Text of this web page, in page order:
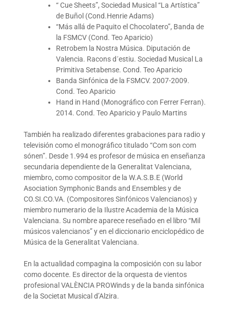
“ Cue Sheets”, Sociedad Musical “La Artística”
de Buñol (Cond.Henrie Adams)
“Más allá de Paquito el Chocolatero”, Banda de
la FSMCV (Cond. Teo Aparicio)
Retrobem la Nostra Música. Diputación de
Valencia. Racons d´estiu. Sociedad Musical La
Primitiva Setabense. Cond. Teo Aparicio
Banda Sinfónica de la FSMCV. 2007-2009.
Cond. Teo Aparicio
Hand in Hand (Monográfico con Ferrer Ferran).
2014. Cond. Teo Aparicio y Paulo Martins
También ha realizado diferentes grabaciones para radio y
televisión como el monográfico titulado “Com son com
sónen”. Desde 1.994 es profesor de música en enseñanza
secundaria dependiente de la Generalitat Valenciana,
miembro, como compositor de la W.A.S.B.E (World
Asociation Symphonic Bands and Ensembles y de
CO.SI.CO.VA. (Compositores Sinfónicos Valencianos) y
miembro numerario de la Ilustre Academia de la Música
Valenciana. Su nombre aparece reseñado en el libro “Mil
músicos valencianos” y en el diccionario enciclopédico de
Música de la Generalitat Valenciana.
En la actualidad compagina la composición con su labor
como docente. Es director de la orquesta de vientos
profesional VALÈNCIA PROWinds y de la banda sinfónica
de la Societat Musical d’Alzira.